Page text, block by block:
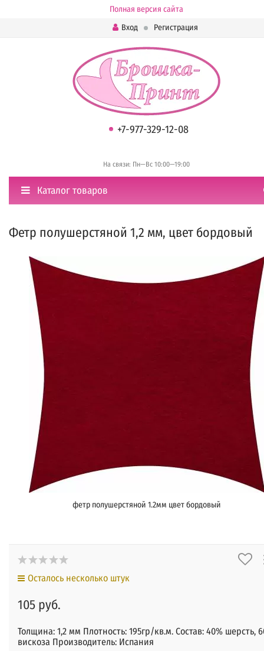
Полная версия сайта
Вход
Регистрация
+7-977-329-12-08
На связи: Пн—Вс 10:00—19:00
Каталог товаров
Фетр полушерстяной 1,2 мм, цвет бордовый
фетр полушерстяной 1.2мм цвет бордовый
Осталось несколько штук
105 руб.
Толщина: 1,2 мм Плотность: 195гр/кв.м. Состав: 40% шерсть,
вискоза Производитель: Испания